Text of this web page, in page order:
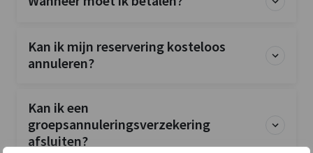
Kan ik mijn reservering kosteloos
annuleren?
Kan ik een
groepsannuleringsverzekering
afsluiten?